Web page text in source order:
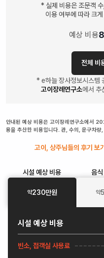
* 실제 비용은 조문객
이용 여부에 따라 크
예상 비용
전체 비
* e하늘 장사정보시스템
고이장례연구소에서 추
안내된 예상 비용은 고이장례연구소에서
용을 추산한 비용입니다. 관, 수의, 운구차
고이, 상주님들의 후기 보기
시설 예상 비용
약230만원
음식
약
시설 예상 비용
빈소, 접객실 사용료